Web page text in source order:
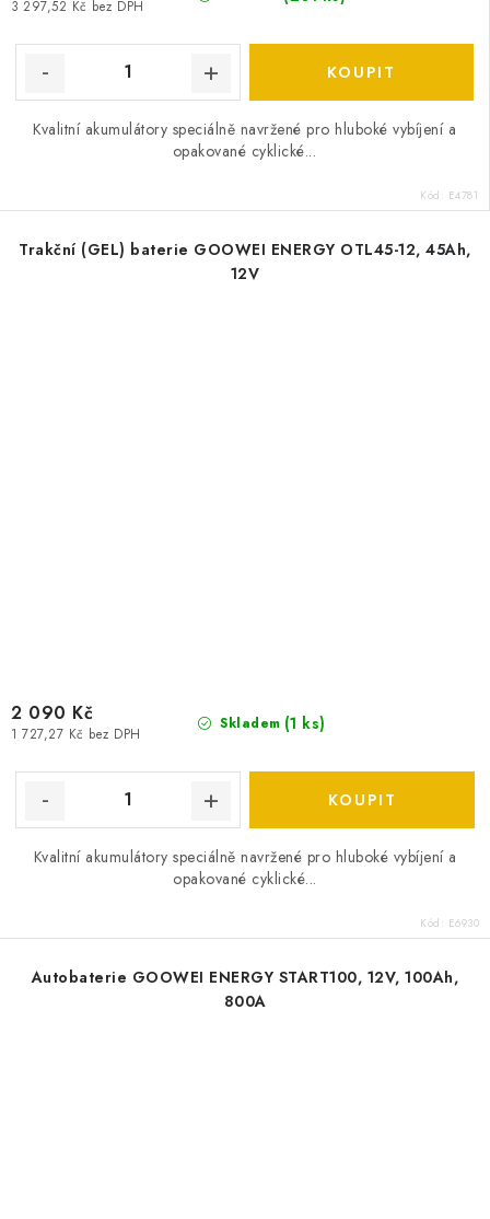
3 297,52 Kč bez DPH
Kvalitní akumulátory speciálně navržené pro hluboké vybíjení a
opakované cyklické...
Kód: E4781
Trakční (GEL) baterie GOOWEI ENERGY OTL45-12, 45Ah,
12V
Skladem (1 ks)
1 727,27 Kč bez DPH
2 090 Kč
Kvalitní akumulátory speciálně navržené pro hluboké vybíjení a
opakované cyklické...
Kód: E6930
Autobaterie GOOWEI ENERGY START100, 12V, 100Ah,
800A